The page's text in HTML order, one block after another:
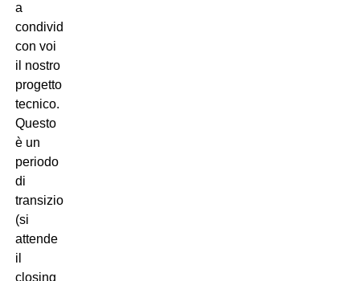
a
condividere
con voi
il nostro
progetto
tecnico.
Questo
è un
periodo
di
transizione
(si
attende
il
closing